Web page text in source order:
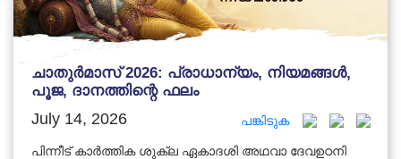
ചാതുർമാസ് 2026: പ്രാധാന്യം, നിയമങ്ങൾ,
പൂജ, ദാനത്തിന്റെ ഫലം
July 14, 2026 പങ്കിടുക
പിന്നീട് കാർത്തിക ശുക്ല ഏകാദശി അഥവാ ദേവഉഠനി